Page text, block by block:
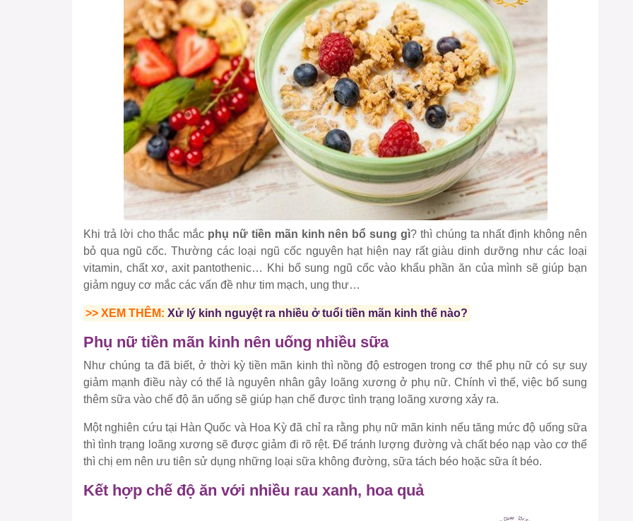
Khi trả lời cho thắc mắc phụ nữ tiền mãn kinh nên bổ sung gì? thì chúng ta nhất định không nên
bỏ qua ngũ cốc. Thường các loại ngũ cốc nguyên hạt hiện nay rất giàu dinh dưỡng như các loại
vitamin, chất xơ, axit pantothenic… Khi bổ sung ngũ cốc vào khẩu phần ăn của mình sẽ giúp bạn
giảm nguy cơ mắc các vấn đề như tim mạch, ung thư…
>> XEM THÊM:Xử lý kinh nguyệt ra nhiều ở tuổi tiền mãn kinh thế nào?
Phụ nữ tiền mãn kinh nên uống nhiều sữa
Như chúng ta đã biết, ở thời kỳ tiền mãn kinh thì nồng độ estrogen trong cơ thể phụ nữ có sự suy
giảm mạnh điều này có thể là nguyên nhân gây loãng xương ở phụ nữ. Chính vì thế, việc bổ sung
thêm sữa vào chế độ ăn uống sẽ giúp hạn chế được tình trạng loãng xương xảy ra.
Một nghiên cứu tại Hàn Quốc và Hoa Kỳ đã chỉ ra rằng phụ nữ mãn kinh nếu tăng mức độ uống sữa
thì tình trạng loãng xương sẽ được giảm đi rõ rệt. Để tránh lượng đường và chất béo nạp vào cơ thể
thì chị em nên ưu tiên sử dụng những loại sữa không đường, sữa tách béo hoặc sữa ít béo.
Kết hợp chế độ ăn với nhiều rau xanh, hoa quả